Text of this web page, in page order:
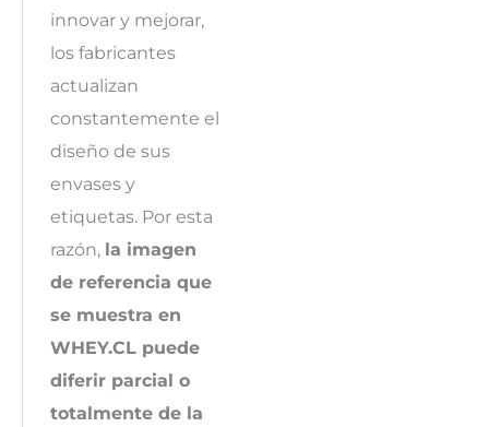
innovar y mejorar,
los fabricantes
actualizan
constantemente el
diseño de sus
envases y
etiquetas. Por esta
razón, la imagen
de referencia que
se muestra en
WHEY.CL puede
diferir parcial o
totalmente de la